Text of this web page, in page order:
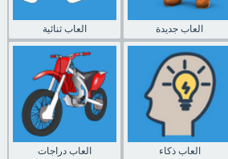
العاب ثنائية العاب جديدة
العاب دراجات العاب ذكاء